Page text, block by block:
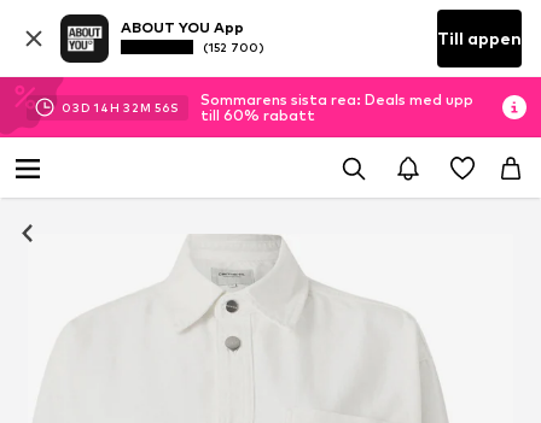
ABOUT YOU App
(152 700) Till appen
03D 14H 32M 55S
Sommarens sista rea: Deals med upp
till 60% rabatt